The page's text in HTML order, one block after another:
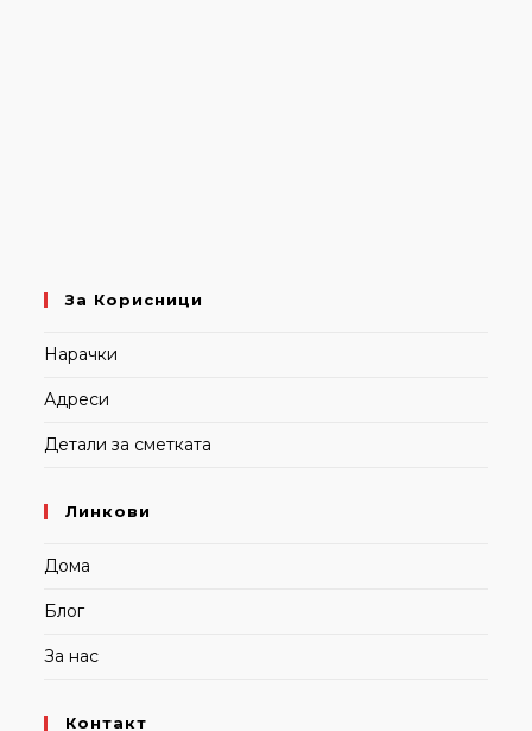
За Корисници
Нарачки
Адреси
Детали за сметката
Линкови
Дома
Блог
За нас
Контакт